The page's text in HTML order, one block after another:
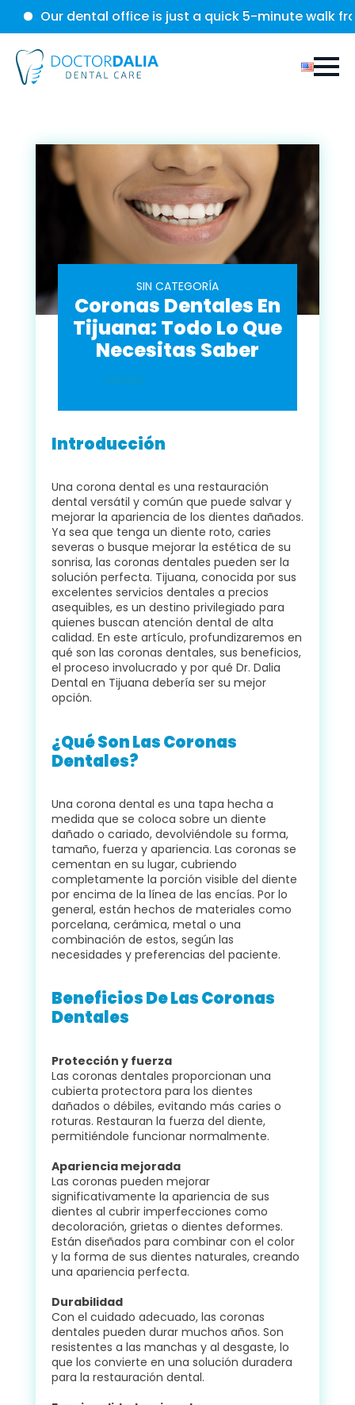
dental office is just a quick 5-minute walk from the
SIN CATEGORÍA
Coronas Dentales En
Tijuana: Todo Lo Que
Necesitas Saber
Introducción
Una corona dental es una restauración
dental versátil y común que puede salvar y
mejorar la apariencia de los dientes dañados.
Ya sea que tenga un diente roto, caries
severas o busque mejorar la estética de su
sonrisa, las coronas dentales pueden ser la
solución perfecta. Tijuana, conocida por sus
excelentes servicios dentales a precios
asequibles, es un destino privilegiado para
quienes buscan atención dental de alta
calidad. En este artículo, profundizaremos en
qué son las coronas dentales, sus beneficios,
el proceso involucrado y por qué Dr. Dalia
Dental en Tijuana debería ser su mejor
opción.
¿Qué Son Las Coronas
Dentales?
Una corona dental es una tapa hecha a
medida que se coloca sobre un diente
dañado o cariado, devolviéndole su forma,
tamaño, fuerza y ​​apariencia. Las coronas se
cementan en su lugar, cubriendo
completamente la porción visible del diente
por encima de la línea de las encías. Por lo
general, están hechos de materiales como
porcelana, cerámica, metal o una
combinación de estos, según las
necesidades y preferencias del paciente.
Beneficios De Las Coronas
Dentales
Protección y fuerza
Las coronas dentales proporcionan una
cubierta protectora para los dientes
dañados o débiles, evitando más caries o
roturas. Restauran la fuerza del diente,
permitiéndole funcionar normalmente.
Apariencia mejorada
Las coronas pueden mejorar
significativamente la apariencia de sus
dientes al cubrir imperfecciones como
decoloración, grietas o dientes deformes.
Están diseñados para combinar con el color
y la forma de sus dientes naturales, creando
una apariencia perfecta.
Durabilidad
Con el cuidado adecuado, las coronas
dentales pueden durar muchos años. Son
resistentes a las manchas y al desgaste, lo
que los convierte en una solución duradera
para la restauración dental.